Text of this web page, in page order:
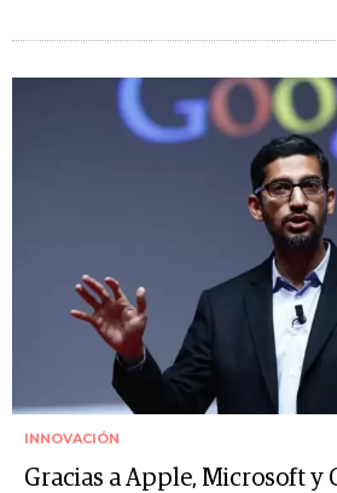
INNOVACIÓN
Gracias a Apple, Microsoft y